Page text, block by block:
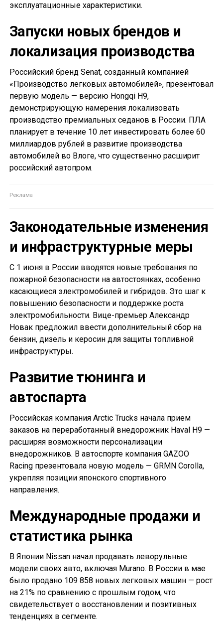
эксплуатационные характеристики.
Запуски новых брендов и
локализация производства
Российский бренд Senat, созданный компанией
«Производство легковых автомобилей», презентовал
первую модель — версию Hongqi H9,
демонстрирующую намерения локализовать
производство премиальных седанов в России. ПЛА
планирует в течение 10 лет инвестировать более 60
миллиардов рублей в развитие производства
автомобилей во Влоге, что существенно расширит
российский автопром.
Законодательные изменения
и инфраструктурные меры
С 1 июня в России вводятся новые требования по
пожарной безопасности на автостоянках, особенно
касающиеся электромобилей и гибридов. Это шаг к
повышению безопасности и поддержке роста
электромобильности. Вице-премьер Александр
Новак предложил ввести дополнительный сбор на
бензин, дизель и керосин для защиты топливной
инфраструктуры.
Развитие тюнинга и
автоспарта
Российская компания Arctic Trucks начала прием
заказов на переработанный внедорожник Haval H9 —
расширяя возможности персонализации
внедорожников. В автоспорте компания GAZOO
Racing презентовала новую модель — GRMN Corolla,
укрепляя позиции японского спортивного
направления.
Международные продажи и
статистика рынка
В Японии Nissan начал продавать леворульные
модели своих авто, включая Murano. В России в мае
было продано 109 858 новых легковых машин — рост
на 21% по сравнению с прошлым годом, что
свидетельствует о восстановлении и позитивных
тенденциях в сегменте.